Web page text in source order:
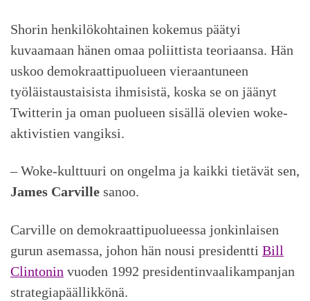
Shorin henkilökohtainen kokemus päätyi
kuvaamaan hänen omaa poliittista teoriaansa. Hän
uskoo demokraattipuolueen vieraantuneen
työläistaustaisista ihmisistä, koska se on jäänyt
Twitterin ja oman puolueen sisällä olevien woke-
aktivistien vangiksi.
– Woke-kulttuuri on ongelma ja kaikki tietävät sen,
James Carville sanoo.
Carville on demokraattipuolueessa jonkinlaisen
gurun asemassa, johon hän nousi presidentti Bill
Clintonin vuoden 1992 presidentinvaalikampanjan
strategiapäällikkönä.